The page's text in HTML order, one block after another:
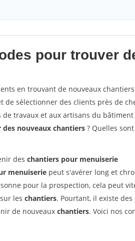
pour trouver
en trouvant de nouveaux
de sélectionner des clients près de
travaux et aux artisans du
nouveaux chantiers ? Quelles
des chantiers pour menuiserie
menuiserie peut s'avérer long et
pour la prospection, cela peut
les chantiers. Pourtant, il existe
de nouveaux chantiers. Voici nos